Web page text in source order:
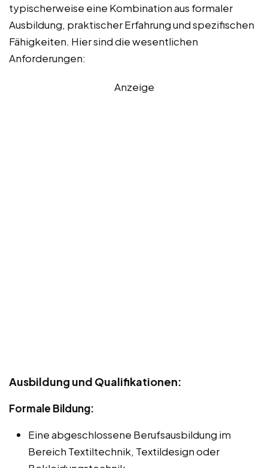
typischerweise eine Kombination aus formaler
Ausbildung, praktischer Erfahrung und spezifischen
Fähigkeiten. Hier sind die wesentlichen
Anforderungen:
Anzeige
Ausbildung und Qualifikationen:
Formale Bildung:
Eine abgeschlossene Berufsausbildung im
Bereich Textiltechnik, Textildesign oder